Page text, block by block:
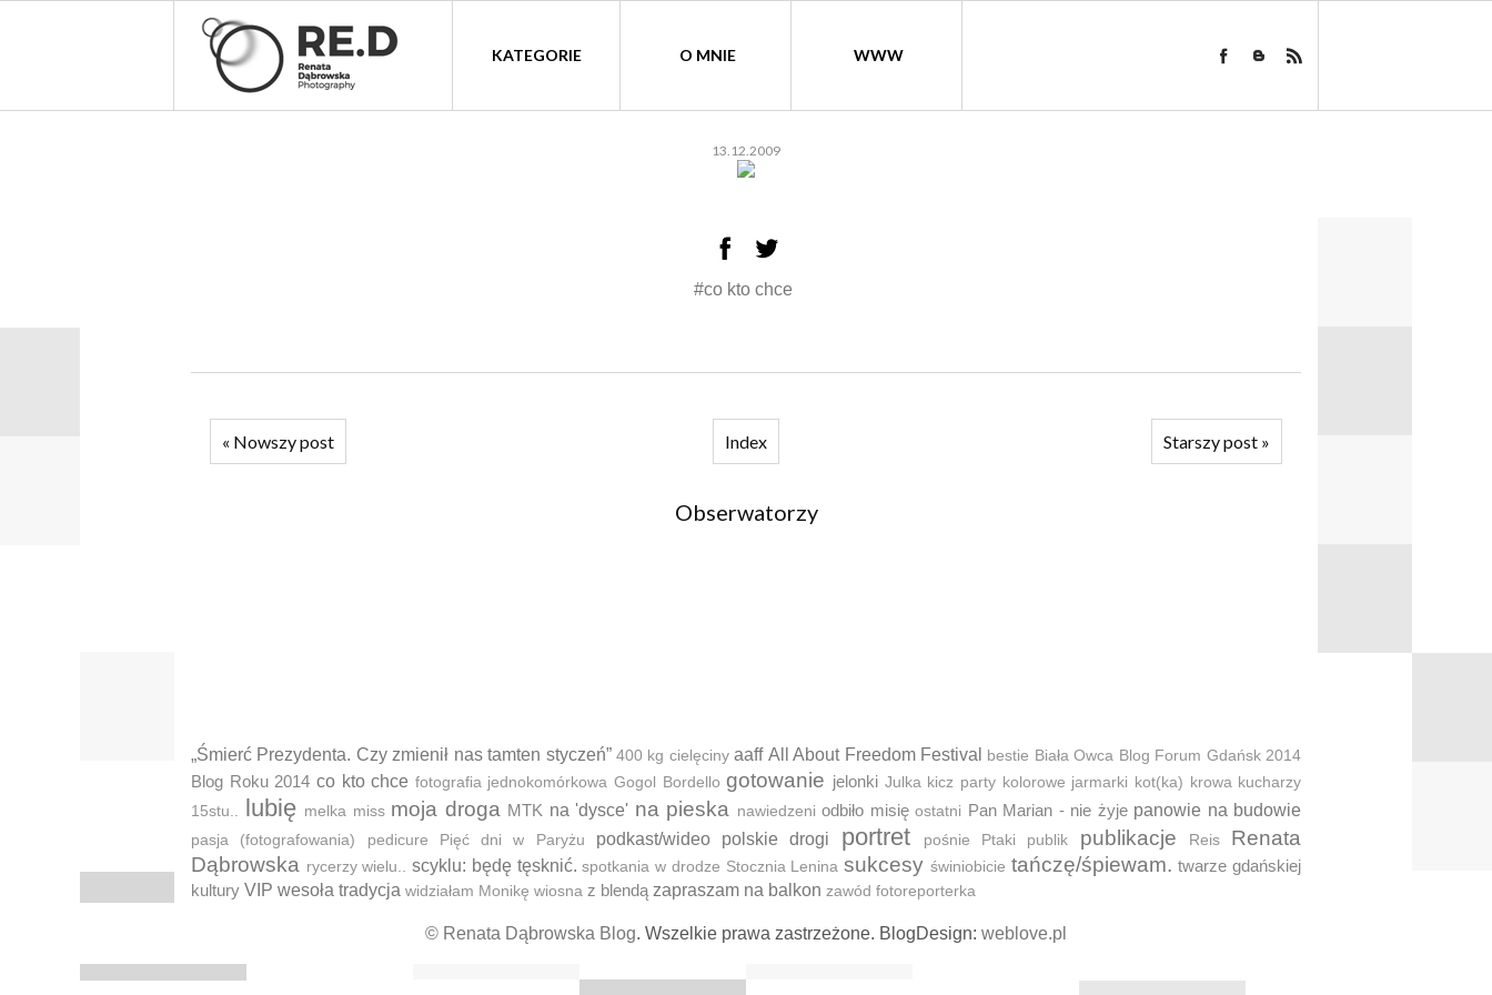
KATEGORIE O MNIE WWW
13.12.2009
#co kto chce
« Nowszy post Index Starszy post »
Obserwatorzy
„Śmierć Prezydenta. Czy zmienił nas tamten styczeń” 400 kg cielęciny aaff All About Freedom Festival bestie Biała Owca Blog Forum Gdańsk 2014
Blog Roku 2014 co kto chce fotografia jednokomórkowa Gogol Bordello gotowanie jelonki Julka kicz party kolorowe jarmarki kot(ka) krowa kucharzy
15stu.. lubię melka miss moja droga MTK na 'dysce' na pieska nawiedzeni odbiło misię ostatni Pan Marian - nie żyje panowie na budowie
pasja (fotografowania) pedicure Pięć dni w Paryżu podkast/wideo polskie drogi portret pośnie Ptaki publik publikacje Reis
Renata
Dąbrowska rycerzy wielu.. scyklu: będę tęsknić. spotkania w drodze Stocznia Lenina sukcesy świniobicie tańczę/śpiewam. twarze gdańskiej
kultury VIP wesoła tradycja widziałam Monikę wiosna z blendą zapraszam na balkon zawód fotoreporterka
© Renata Dąbrowska Blog. Wszelkie prawa zastrzeżone. BlogDesign: weblove.pl